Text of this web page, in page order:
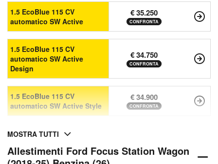
1.5 EcoBlue 115 CV
automatico SW Active
€ 35.250
CONFRONTA
1.5 EcoBlue 115 CV
automatico SW Active
Design
€ 34.750
CONFRONTA
1.5 EcoBlue 115 CV
automatico SW Active Style
€ 34.900
CONFRONTA
MOSTRA TUTTI
Allestimenti Ford Focus Station Wagon